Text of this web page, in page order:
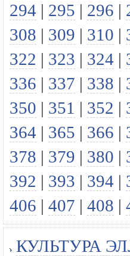
294 | 295 | 296 |
308 | 309 | 310 |
322 | 323 | 324 |
336 | 337 | 338 |
350 | 351 | 352 |
364 | 365 | 366 |
378 | 379 | 380 |
392 | 393 | 394 |
406 | 407 | 408 |
КУЛЬТУРА